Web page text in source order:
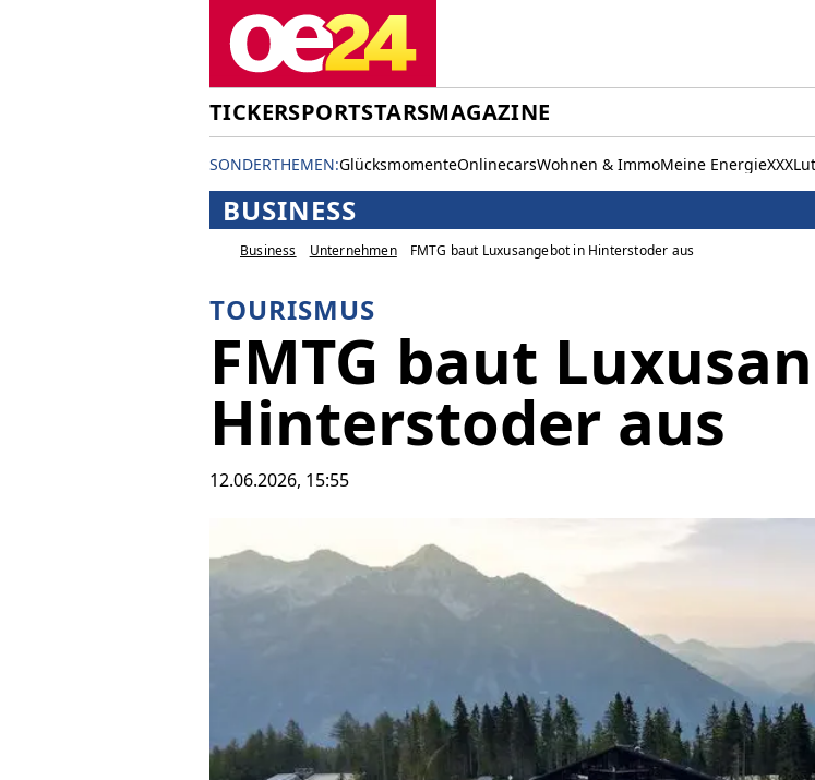
TICKERSPORTSTARSMAGAZINE
SONDERTHEMEN:GlücksmomenteOnlinecarsWohnen & ImmoMeine Energie
BUSINESS
Business Unternehmen FMTG baut Luxusangebot in Hinterstoder aus
TOURISMUS
FMTG baut
Hinterstoder aus
12.06.2026, 15:55